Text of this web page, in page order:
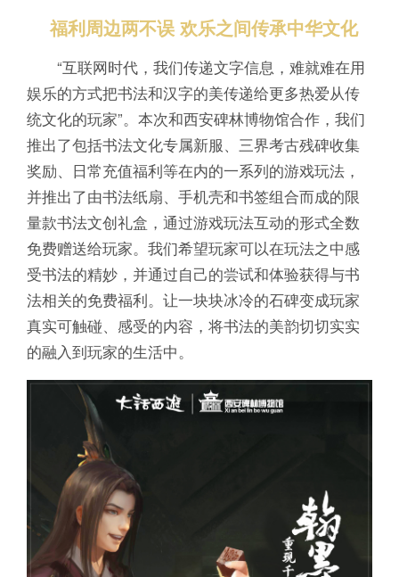
福利周边两不误 欢乐之间传承中华文化
“互联网时代，我们传递文字信息，难就难在用
娱乐的方式把书法和汉字的美传递给更多热爱从传
统文化的玩家”。本次和西安碑林博物馆合作，我们
推出了包括书法文化专属新服、三界考古残碑收集
奖励、日常充值福利等在内的一系列的游戏玩法，
并推出了由书法纸扇、手机壳和书签组合而成的限
量款书法文创礼盒，通过游戏玩法互动的形式全数
免费赠送给玩家。我们希望玩家可以在玩法之中感
受书法的精妙，并通过自己的尝试和体验获得与书
法相关的免费福利。让一块块冰冷的石碑变成玩家
真实可触碰、感受的内容，将书法的美韵切切实实
的融入到玩家的生活中。